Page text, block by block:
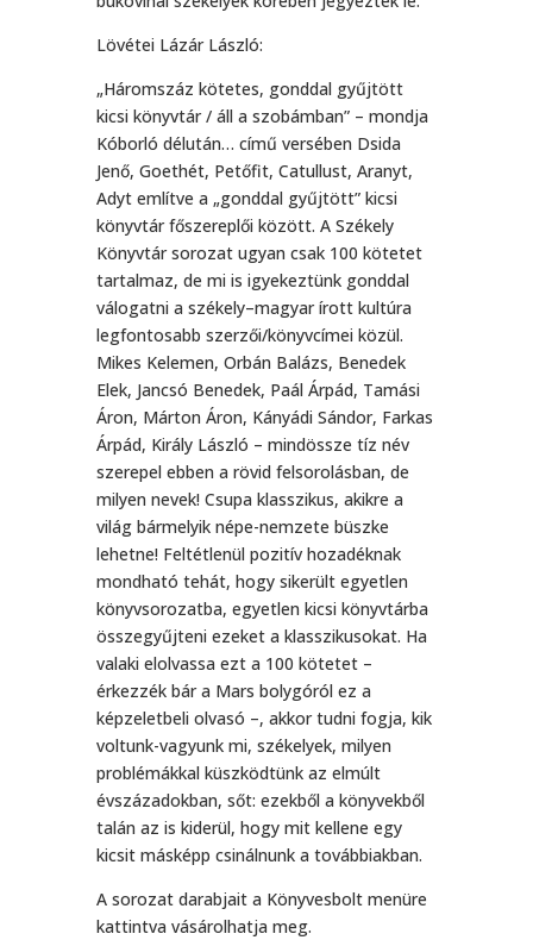
Lövétei Lázár László:
„Háromszáz kötetes, gonddal gyűjtött
kicsi könyvtár / áll a szobámban” – mondja
Kóborló délután… című versében Dsida
Jenő, Goethét, Petőfit, Catullust, Aranyt,
Adyt említve a „gonddal gyűjtött” kicsi
könyvtár főszereplői között. A Székely
Könyvtár sorozat ugyan csak 100 kötetet
tartalmaz, de mi is igyekeztünk gonddal
válogatni a székely–magyar írott kultúra
legfontosabb szerzői/könyvcímei közül.
Mikes Kelemen, Orbán Balázs, Benedek
Elek, Jancsó Benedek, Paál Árpád, Tamási
Áron, Márton Áron, Kányádi Sándor, Farkas
Árpád, Király László – mindössze tíz név
szerepel ebben a rövid felsorolásban, de
milyen nevek! Csupa klasszikus, akikre a
világ bármelyik népe-nemzete büszke
lehetne! Feltétlenül pozitív hozadéknak
mondható tehát, hogy sikerült egyetlen
könyvsorozatba, egyetlen kicsi könyvtárba
összegyűjteni ezeket a klasszikusokat. Ha
valaki elolvassa ezt a 100 kötetet –
érkezzék bár a Mars bolygóról ez a
képzeletbeli olvasó –, akkor tudni fogja, kik
voltunk-vagyunk mi, székelyek, milyen
problémákkal küszködtünk az elmúlt
évszázadokban, sőt: ezekből a könyvekből
talán az is kiderül, hogy mit kellene egy
kicsit másképp csinálnunk a továbbiakban.
A sorozat darabjait a Könyvesbolt menüre
kattintva vásárolhatja meg.